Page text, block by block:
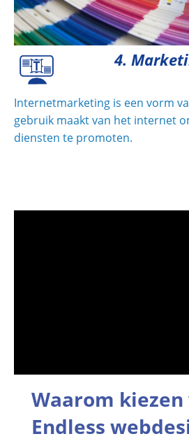
4.
Internetmarketing is een vorm
gebruik maakt van het internet
diensten te promoten.
Waarom kiezen
Endless